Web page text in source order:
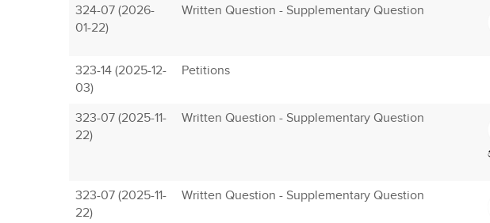
324-07 (2026-
01-22)
Written Question - Supplementary Question
323-14 (2025-12-
03)
Petitions
323-07 (2025-11-
22)
Written Question - Supplementary Question
323-07 (2025-11-
22)
Written Question - Supplementary Question